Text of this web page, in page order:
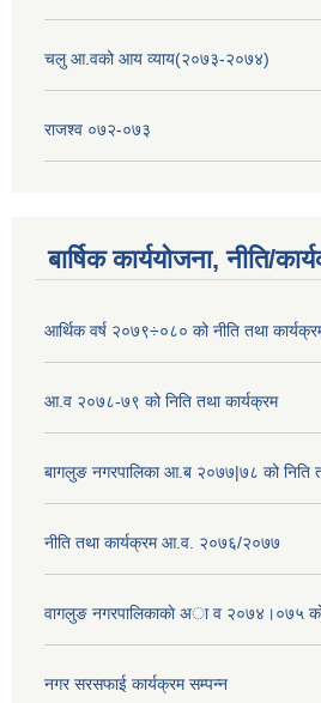
चलु आ.वको आय व्याय(२०७३-२०७४)
राजश्व ०७२-०७३
बार्षिक कार्ययोजना, नीति/
आर्थिक वर्ष २०७९÷०८० को नीति तथा
आ.व २०७८-७९ को निति तथा कार्यक्रम
बागलुङ नगरपालिका आ.ब २०७७|७८ को निति
नीति तथा कार्यक्रम आ.व. २०७६/२०७७
वागलुङ नगरपालिकाकाे अा‍ व २०७४।०७५ काे
नगर सरसफाई कार्यक्रम सम्पन्न